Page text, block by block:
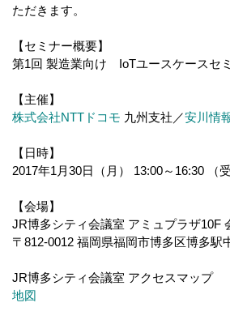
ただきます。
【セミナー概要】
第1回 製造業向け IoTユースケースセ
【主催】
株式会社NTTドコモ 九州支社／安川情
【日時】
2017年1月30日（月） 13:00～16:30 （
【会場】
JR博多シティ会議室 アミュプラザ10F
〒812-0012 福岡県福岡市博多区博多駅
JR博多シティ会議室 アクセスマップ
地図